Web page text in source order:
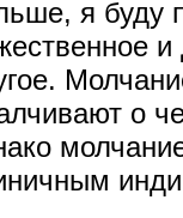
я буду
о